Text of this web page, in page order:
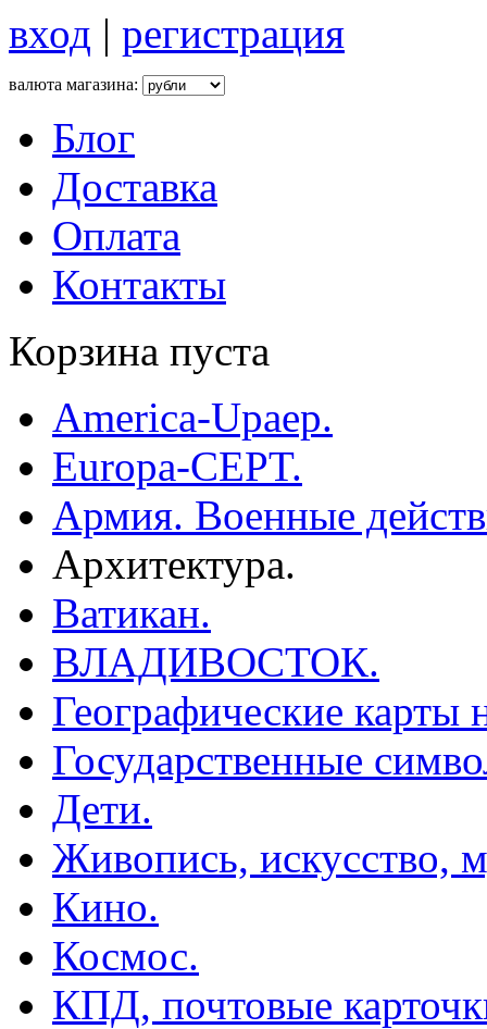
вход | регистрация
валюта магазина:
Блог
Доставка
Оплата
Контакты
Корзина пуста
America-Upaep.
Europa-CEPT.
Армия. Военные
Архитектура.
Ватикан.
ВЛАДИВОСТОК.
Географические карты
Государственные
Дети.
Живопись, искусство,
Кино.
Космос.
КПД, почтовые